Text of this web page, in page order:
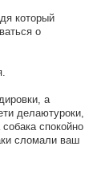
который
о
а
делаютуроки,
спокойно
сломали ваш